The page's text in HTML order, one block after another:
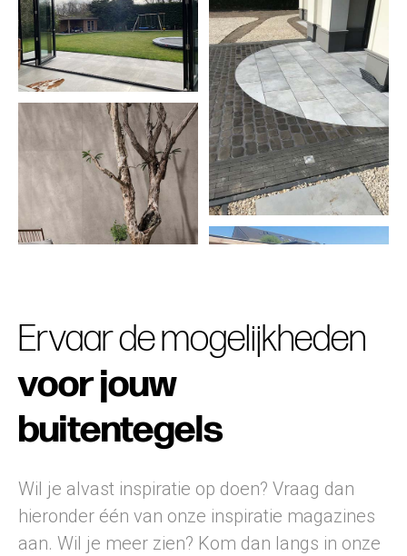
Ervaar de mogelijkheden
voor jouw
buitentegels
Wil je alvast inspiratie op doen? Vraag dan
hieronder één van onze inspiratie magazines
aan. Wil je meer zien? Kom dan langs in onze